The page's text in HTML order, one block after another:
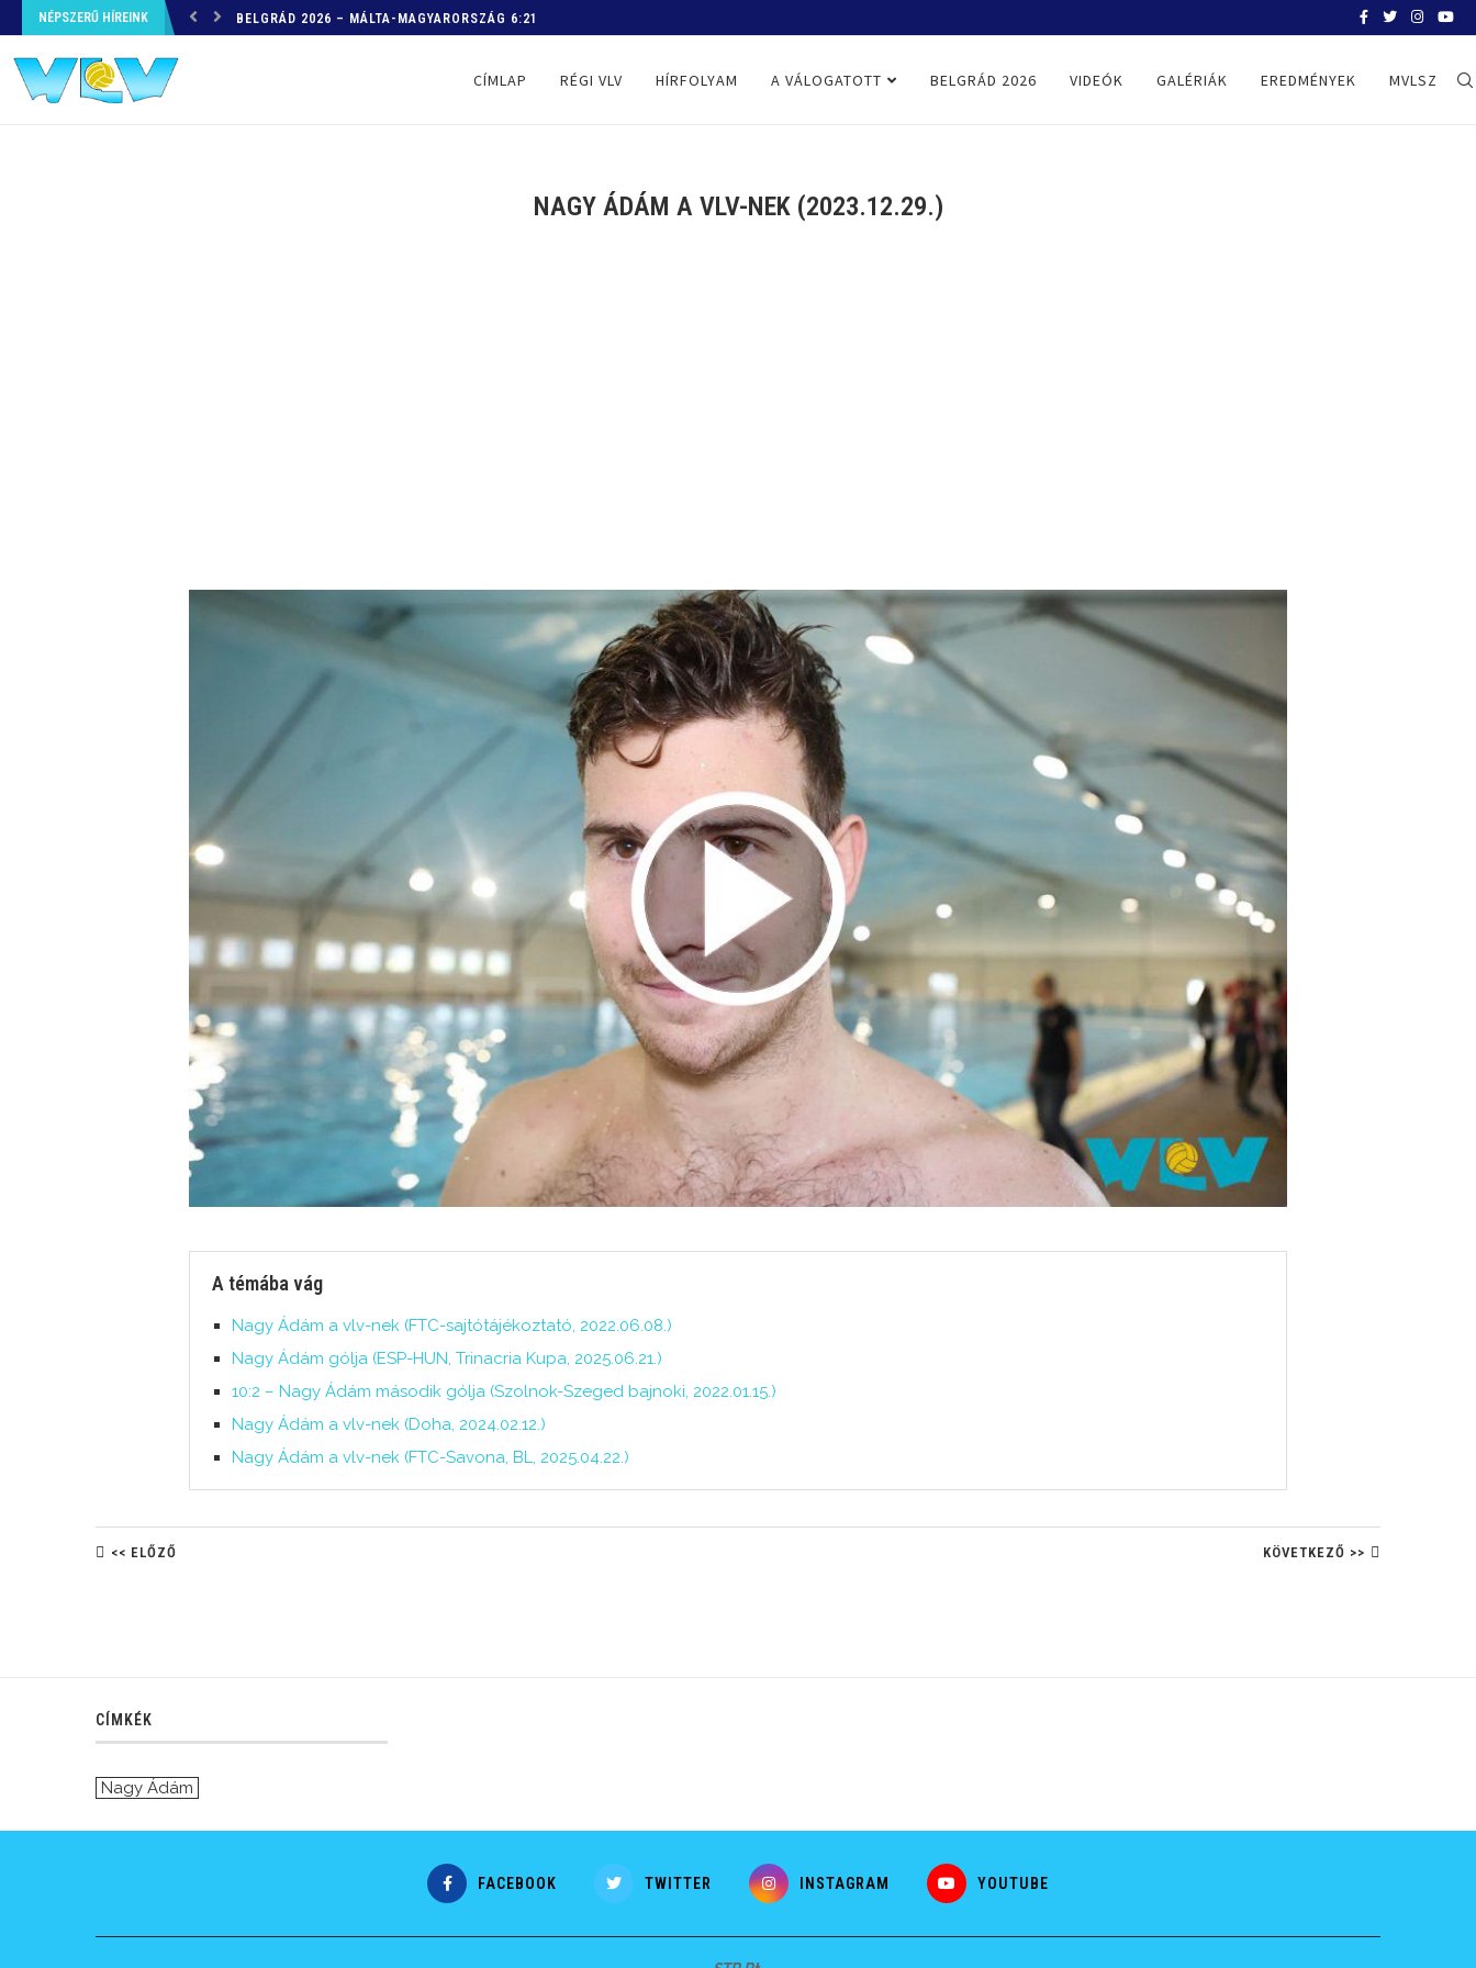
NÉPSZERŰ HÍREINK HELYZETKÉP AZ EB-RŐL – A TOVÁBBI PROGRAM
CÍMLAP RÉGI VLV HÍRFOLYAM A VÁLOGATOTT BELGRÁD 2026 VIDEÓK GALÉRIÁK EREDMÉNYEK MVLSZ
NAGY ÁDÁM A VLV-NEK (2023.12.29.)
A témába vág
Nagy Ádám a vlv-nek (FTC-sajtótájékoztató, 2022.06.08.)
Nagy Ádám gólja (ESP-HUN, Trinacria Kupa, 2025.06.21.)
10:2 – Nagy Ádám második gólja (Szolnok-Szeged bajnoki, 2022.01.15.)
Nagy Ádám a vlv-nek (Doha, 2024.02.12.)
Nagy Ádám a vlv-nek (FTC-Savona, BL, 2025.04.22.)
<< ELŐZŐ KÖVETKEZŐ >>
CÍMKÉK
Nagy Ádám
FACEBOOK TWITTER INSTAGRAM YOUTUBE